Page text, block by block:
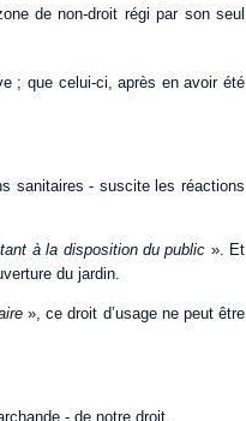
de non-droit régi par son seul
; que celui-ci, après en avoir été
sanitaires - suscite les réactions
à la disposition du public ». Et
du jardin.
», ce droit d’usage ne peut être
- de notre droit.